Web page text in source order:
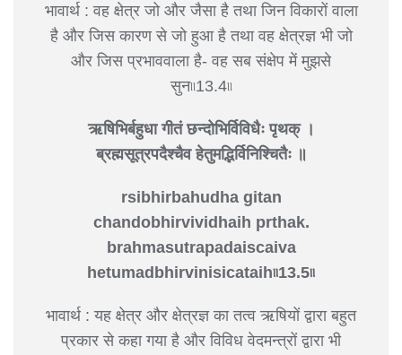
भावार्थ : वह क्षेत्र जो और जैसा है तथा जिन विकारों वाला
है और जिस कारण से जो हुआ है तथा वह क्षेत्रज्ञ भी जो
और जिस प्रभाववाला है- वह सब संक्षेप में मुझसे
सुन৷৷13.4৷৷
ऋषिभिर्बहुधा गीतं छन्दोभिर्विविधैः पृथक् ।
ब्रह्मसूत्रपदैश्चैव हेतुमद्भिर्विनिश्चितैः ॥
rsibhirbahudha gitan
chandobhirvividhaih prthak.
brahmasutrapadaiscaiva
hetumadbhirvinisicataih৷৷13.5৷৷
भावार्थ : यह क्षेत्र और क्षेत्रज्ञ का तत्व ऋषियों द्वारा बहुत
प्रकार से कहा गया है और विविध वेदमन्त्रों द्वारा भी